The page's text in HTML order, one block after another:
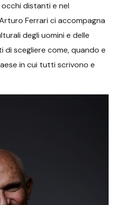
distanti e nel
Ferrari ci accompagna
degli uomini e delle
scegliere come, quando e
in cui tutti scrivono e